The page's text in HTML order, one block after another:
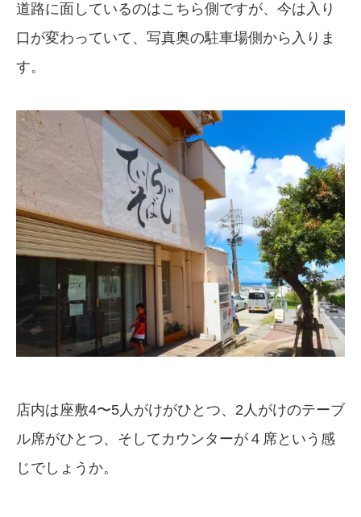
道路に面しているのはこちら側ですが、今は入り
口が変わっていて、写真奥の駐車場側から入りま
す。
店内は座敷4〜5人がけがひとつ、2人がけのテーブ
ル席がひとつ、そしてカウンターが４席という感
じでしょうか。